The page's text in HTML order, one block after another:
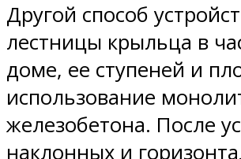
Другой способ
лестницы крыльца в
доме, ее ступеней и
использование
железобетона. После
наклонных и